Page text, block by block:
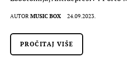
AUTOR MUSIC BOX 24.09.2023.
PROČITAJ VIŠE